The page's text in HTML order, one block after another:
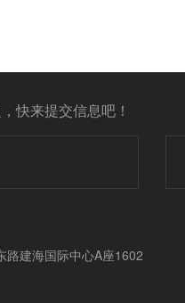
快来提交信息吧！
路建海国际中心A座1602